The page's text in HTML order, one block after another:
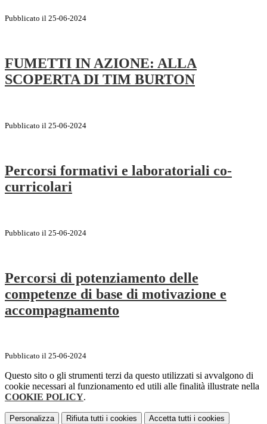
Pubblicato il 25-06-2024
FUMETTI IN AZIONE: ALLA
SCOPERTA DI TIM BURTON
Pubblicato il 25-06-2024
Percorsi formativi e laboratoriali co-
curricolari
Pubblicato il 25-06-2024
Percorsi di potenziamento delle
competenze di base di motivazione e
accompagnamento
Pubblicato il 25-06-2024
Questo sito o gli strumenti terzi da questo utilizzati si avvalgono di
cookie necessari al funzionamento ed utili alle finalità illustrate nella
COOKIE POLICY.
Personalizza Rifiuta tutti i cookies Accetta tutti i cookies